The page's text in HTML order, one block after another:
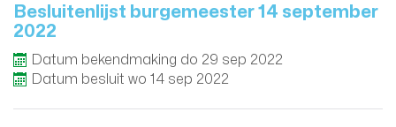
Besluitenlijst burgemeester 14 september
2022
Datum bekendmaking do 29 sep 2022
Datum besluit wo 14 sep 2022